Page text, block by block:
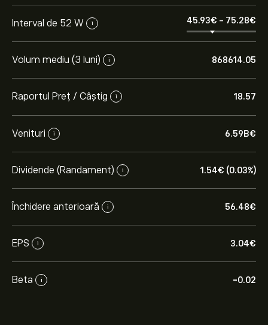
Interval de 52 W i 45.93‎€‎ - 75.28‎€‎
Volum mediu (3 luni) i 868614.05
Raportul Preț / Câștig i 18.57
Venituri i 6.59B‎€‎
Dividende (Randament) i 1.54‎€‎ (0.03%)
Închidere anterioară i 56.48‎€‎
EPS i 3.04‎€‎
Beta i -0.02